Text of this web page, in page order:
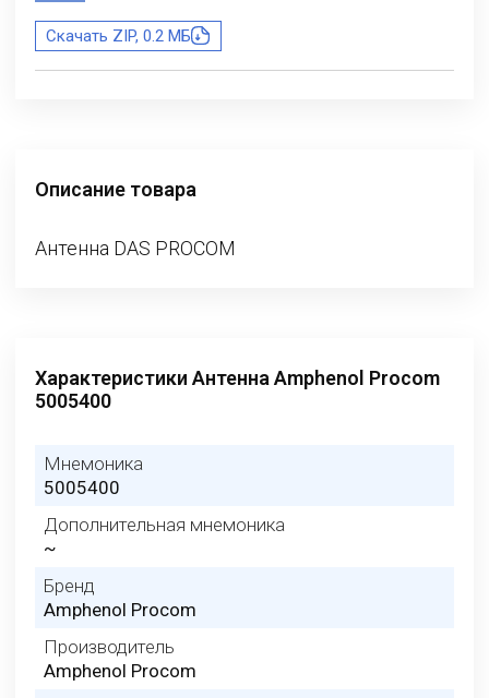
Скачать ZIP, 0.2 МБ
Описание товара
Антенна DAS PROCOM
Характеристики Антенна Amphenol Procom
5005400
Мнемоника
5005400
Дополнительная мнемоника
~
Бренд
Amphenol Procom
Производитель
Amphenol Procom